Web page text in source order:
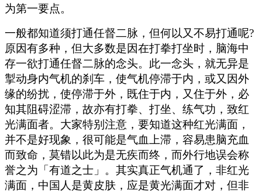
为第一要点。
一般都知道须打通任督二脉，但何以又不易打通呢?
原因有多种，但大多数是因在打拳打坐时，脑海中
存一欲打通任督二脉的念头。此一念头，就无异是
掣动身内气机的刹车，使气机停滞于内，或又因外
缘的纷扰，使停滞于外，既住于内，又住于外，必
知其阻碍涩滞，故亦有打拳、打坐、练气功，致红
光满面者。大家特别注意，要知道这种红光满面，
并不是好现象，很可能是气血上滞，容易患脑充血
而致命，莫错以此为是无疾而终，而外行地误会称
誉之为「有道之士」。其实真正气机通了，非红光
满面，中国人是黄皮肤，应是黄光满面才对，但非